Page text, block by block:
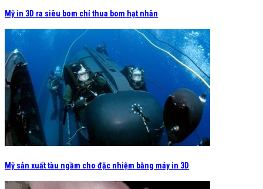
Mỹ in 3D ra siêu bom chỉ thua bom hạt nhân
Mỹ sản xuất tàu ngầm cho đặc nhiệm bằng máy in 3D